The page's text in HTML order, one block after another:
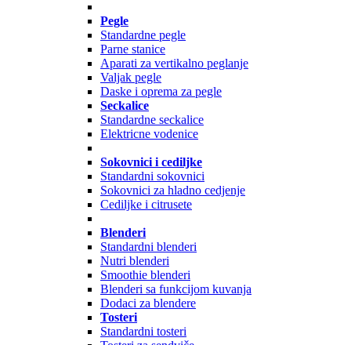
Pegle
Standardne pegle
Parne stanice
Aparati za vertikalno peglanje
Valjak pegle
Daske i oprema za pegle
Seckalice
Standardne seckalice
Elektricne vodenice
Sokovnici i cediljke
Standardni sokovnici
Sokovnici za hladno cedjenje
Cediljke i citrusete
Blenderi
Standardni blenderi
Nutri blenderi
Smoothie blenderi
Blenderi sa funkcijom kuvanja
Dodaci za blendere
Tosteri
Standardni tosteri